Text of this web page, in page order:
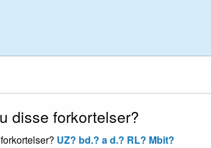
disse forkortelser?
UZ? bd.? a d.? RL? Mbit?